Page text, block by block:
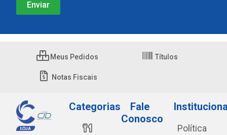
Meus Pedidos Títulos
Notas Fiscais
Categorias
Fale
Conosco
Política